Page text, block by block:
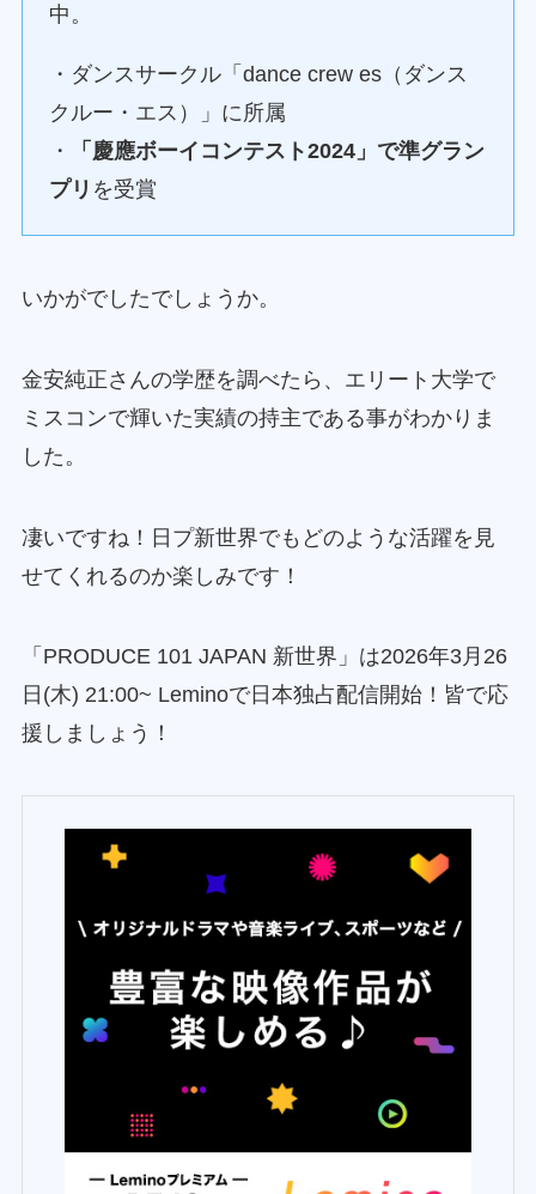
中。
・ダンスサークル「dance crew es（ダンス
クルー・エス）」に所属
・
「慶應ボーイコンテスト2024」で準グラン
プリ を受賞
いかがでしたでしょうか。
金安純正さんの学歴を調べたら、エリート大学で
ミスコンで輝いた実績の持主である事がわかりま
した。
凄いですね！日プ新世界でもどのような活躍を見
せてくれるのか楽しみです！
「PRODUCE 101 JAPAN 新世界」は2026年3月26
日(木) 21:00~ Leminoで日本独占配信開始！皆で応
援しましょう！